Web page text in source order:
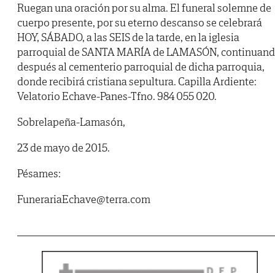
Ruegan una oración por su alma. El funeral solemne de
cuerpo presente, por su eterno descanso se celebrará
HOY, SÁBADO, a las SEIS de la tarde, en la iglesia
parroquial de SANTA MARÍA de LAMASÓN,
después al cementerio parroquial de dicha parroquia,
donde recibirá cristiana sepultura. Capilla Ardiente:
Velatorio Echave-Panes-Tfno. 984 055 020.
Sobrelapeña-Lamasón,
23 de mayo de 2015.
Pésames:
FunerariaEchave@terra.com